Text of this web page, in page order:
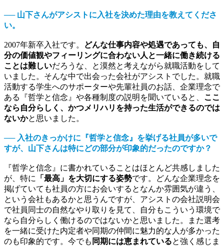
── 山下さんがアシストに入社を決めた理由を教えてくださ
い。
2007年新卒入社です。
どんな仕事内容や処遇であっても、自
分の価値観やフィーリングに合わない人と一緒に働き続ける
ことは難しいだろうな、と漠然と考えながら就職活動をして
いました。そんな中で出会った会社がアシストでした。就職
活動する学生へのサポーターや先輩社員のお話、企業理念で
ある『哲学と信念』や各種制度の説明を聞いていると、 ここ
なら自分らしく、かつメリハリを持った生活ができるのでは
ないかと思いました。
── 入社のきっかけに『哲学と信念』を挙げる社員が多いで
すが、山下さんは特にどの部分が印象的だったのですか？
『哲学と信念』に書かれていることはほとんど共感しました
が、特に
「最高」を大切にする姿勢です。どんな企業理念を
掲げていても社員の方にお会いするとなんか雰囲気が違う、
という会社もあるかと思うんですが、アシストの会社説明会
で社員同士の自然なやり取りを見て、自分もこういう環境で
なら自分らしく働けるのではないかと思いました。また選考
を一緒に受けた内定者や同期の仲間に魅力的な人が多かった
のも印象的です。今でも 同期には恵まれていると強く感じま